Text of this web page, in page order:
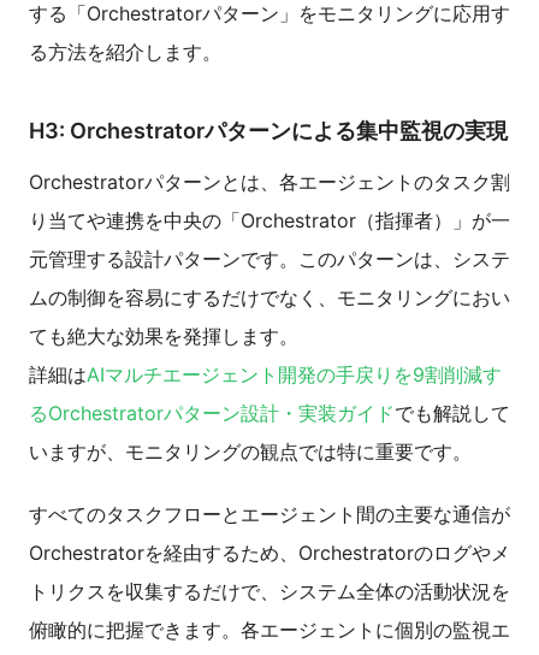
する「Orchestratorパターン」をモニタリングに応用す
る方法を紹介します。
H3: Orchestratorパターンによる集中監視の実現
Orchestratorパターンとは、各エージェントのタスク割
り当てや連携を中央の「Orchestrator（指揮者）」が一
元管理する設計パターンです。このパターンは、システ
ムの制御を容易にするだけでなく、モニタリングにおい
ても絶大な効果を発揮します。
詳細はAIマルチエージェント開発の手戻りを9割削減す
るOrchestratorパターン設計・実装ガイドでも解説して
いますが、モニタリングの観点では特に重要です。
すべてのタスクフローとエージェント間の主要な通信が
Orchestratorを経由するため、Orchestratorのログやメ
トリクスを収集するだけで、システム全体の活動状況を
俯瞰的に把握できます。各エージェントに個別の監視エ